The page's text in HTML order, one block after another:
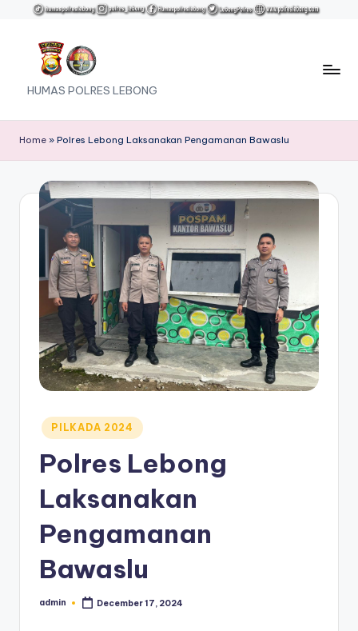
content
HUMAS POLRES LEBONG
Home » Polres Lebong Laksanakan Pengamanan Bawaslu
Posted
in
PILKADA 2024
Polres Lebong
Laksanakan
Pengamanan
Bawaslu
Posted
admin December 17, 2024